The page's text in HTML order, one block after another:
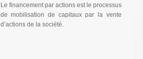
Le financement par actions est le processus
de mobilisation de capitaux par la vente
d’actions de la société.